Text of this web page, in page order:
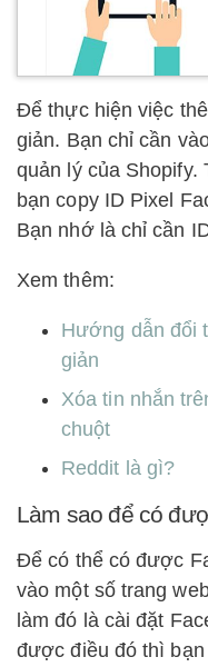
Để thực hiện việc
giản. Bạn chỉ cần
quản lý của Shopify.
bạn copy ID Pixel
Bạn nhớ là chỉ cần
Xem thêm:
Hướng dẫn đổi
giản
Xóa tin nhắn
chuột
Reddit là gì?
Làm sao để có
Để có thể có được
vào một số trang
làm đó là cài đặt
được điều đó thì